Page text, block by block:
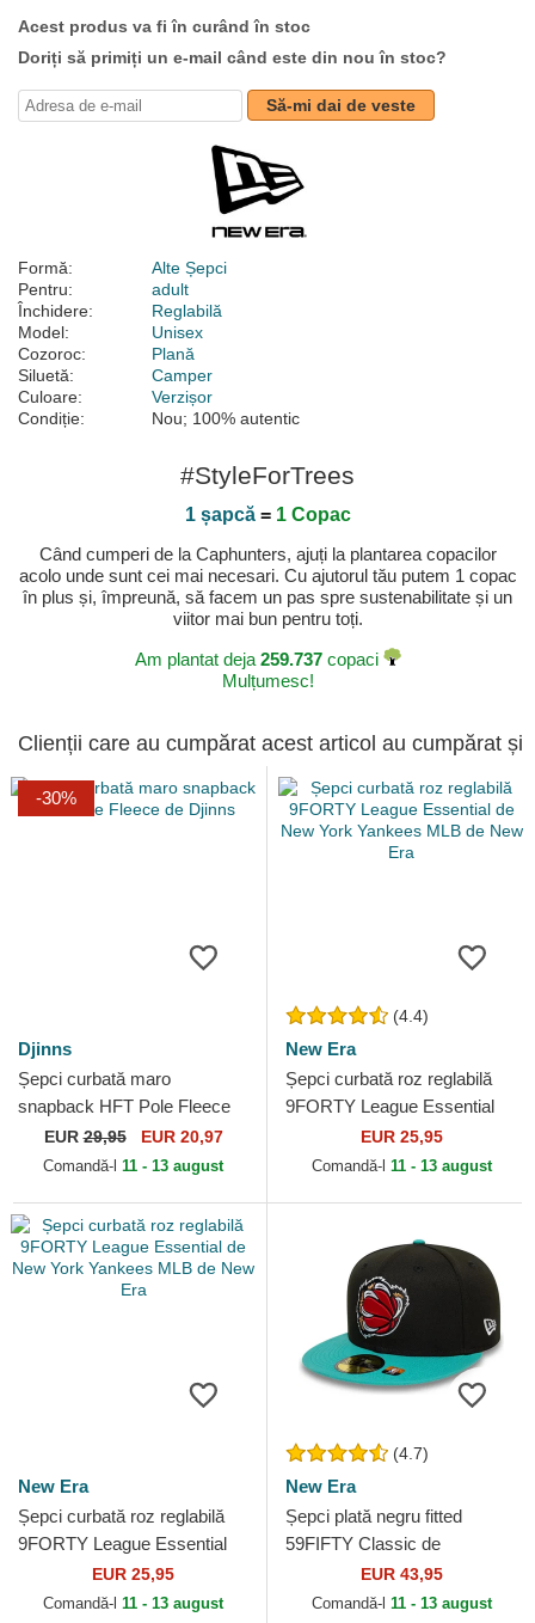
Acest produs va fi în curând în stoc
Doriți să primiți un e-mail când este din nou în stoc?
Să-mi dai de veste
Formă:
Alte Șepci
Pentru:
adult
Închidere:
Reglabilă
Model:
Unisex
Cozoroc:
Plană
Siluetă:
Camper
Culoare:
Verzișor
Condiție:
Nou; 100% autentic
#StyleForTrees
1 șapcă= 1 Copac
Când cumperi de la Caphunters, ajuți la plantarea copacilor
acolo unde sunt cei mai necesari. Cu ajutorul tău putem 1 copac
în plus și, împreună, să facem un pas spre sustenabilitate și un
viitor mai bun pentru toți.
Am plantat deja 259.737copaci
Mulțumesc!
Clienții care au cumpărat acest articol au cumpărat și
-30%
Djinns
Șepci curbată maro
snapback HFT Pole Fleece
de Djinns
EUR29,95 EUR 20,97
Comandă-l 11 - 13 august
(4.4)
New Era
Șepci curbată roz reglabilă
9FORTY League Essential
de New York Yankees MLB
de New Era
EUR 25,95
Comandă-l 11 - 13 august
New Era
Șepci curbată roz reglabilă
9FORTY League Essential
de New York Yankees MLB
de New Era
EUR 25,95
Comandă-l 11 - 13 august
(4.7)
New Era
Șepci plată negru fitted
59FIFTY Classic de
Memphis Grizzlies NBA de
New Era
EUR 43,95
Comandă-l 11 - 13 august